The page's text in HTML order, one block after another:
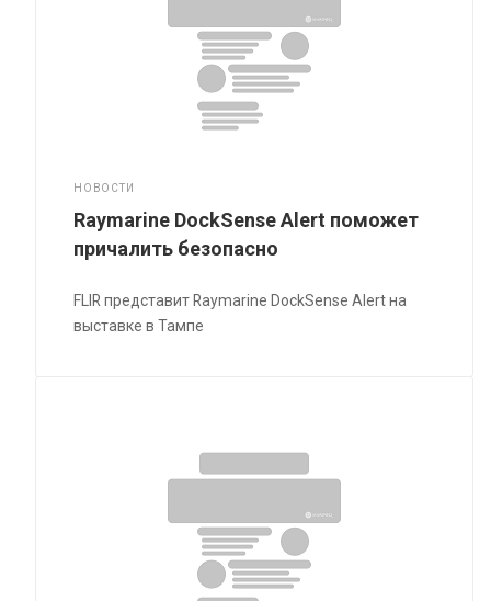
НОВОСТИ
Raymarine DockSense Alert поможет
причалить безопасно
FLIR представит Raymarine DockSense Alert на
выставке в Тампе